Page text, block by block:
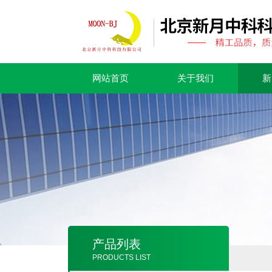
网站首页 关于我们
产品列表
PRODUCTS LIST